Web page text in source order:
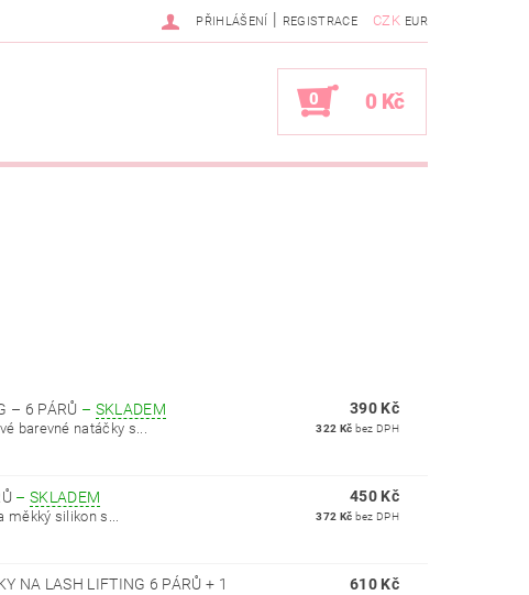
CZK EUR
PŘIHLÁŠENÍ | REGISTRACE
0 0 Kč
– 6 PÁRŮ – SKLADEM
barevné natáčky s...
390 Kč
322 Kč bez DPH
–SKLADEM
měkký silikon s...
450 Kč
372 Kč bez DPH
NA LASH LIFTING 6 PÁRŮ + 1
610 Kč